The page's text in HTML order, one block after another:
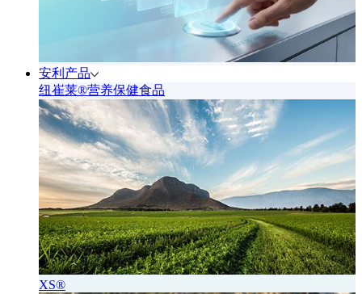
安利产品
纽崔莱®营养保健食品
XS®